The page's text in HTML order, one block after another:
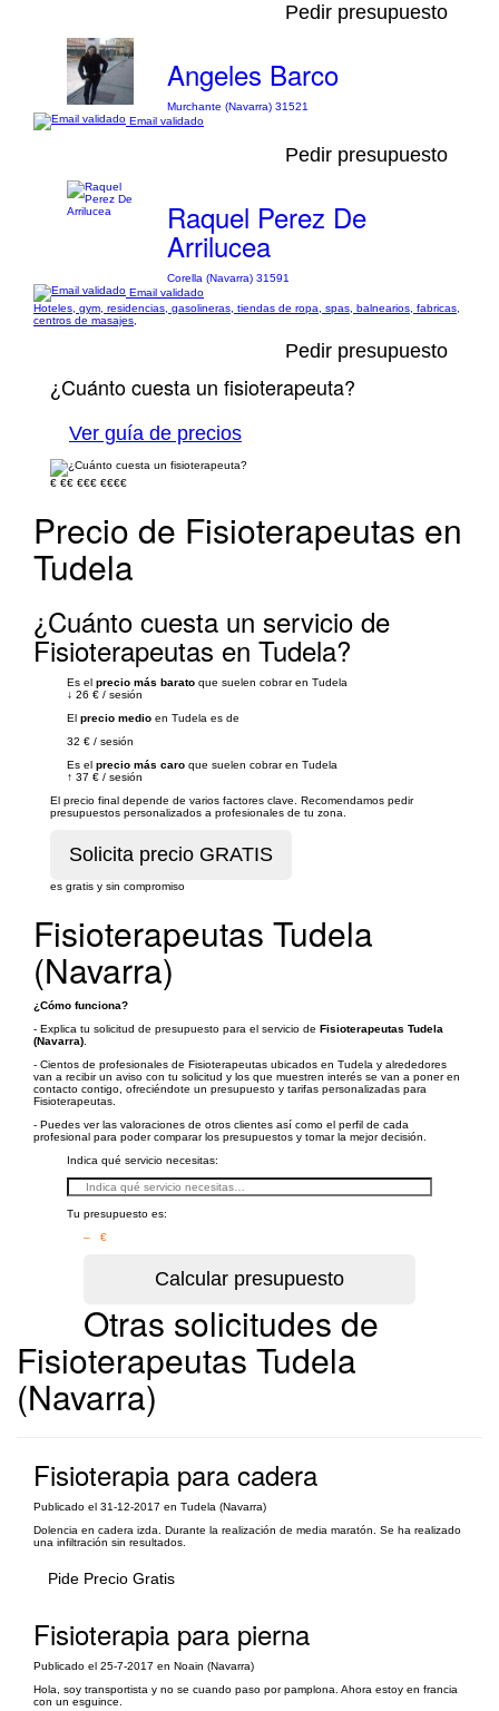
Pedir presupuesto
Angeles Barco
Murchante (Navarra) 31521
Email validado
Pedir presupuesto
Raquel Perez De
Arrilucea
Corella (Navarra) 31591
Email validado
Hoteles, gym, residencias, gasolineras, tiendas de ropa, spas, balnearios, fabricas,
centros de masajes,
Pedir presupuesto
¿Cuánto cuesta un fisioterapeuta?
Ver guía de precios
€ €€ €€€ €€€€
Precio de Fisioterapeutas en
Tudela
¿Cuánto cuesta un servicio de
Fisioterapeutas en Tudela?
Es el precio más barato que suelen cobrar en Tudela
↓ 26 € / sesión
El precio medio en Tudela es de
32 € / sesión
Es el precio más caro que suelen cobrar en Tudela
↑ 37 € / sesión
El precio final depende de varios factores clave. Recomendamos pedir
presupuestos personalizados a profesionales de tu zona.
es gratis y sin compromiso
Fisioterapeutas Tudela
(Navarra)
¿Cómo funciona?
- Explica tu solicitud de presupuesto para el servicio de Fisioterapeutas Tudela
(Navarra)
- Cientos de profesionales de Fisioterapeutas ubicados en Tudela y alrededores
van a recibir un aviso con tu solicitud y los que muestren interés se van a poner en
contacto contigo, ofreciéndote un presupuesto y tarifas personalizadas para
Fisioterapeutas.
- Puedes ver las valoraciones de otros clientes así como el perfil de cada
profesional para poder comparar los presupuestos y tomar la mejor decisión.
Indica qué servicio necesitas:
Tu presupuesto es:
– €
Otras solicitudes de
Fisioterapeutas Tudela
(Navarra)
Fisioterapia para cadera
Publicado el 31-12-2017 en Tudela (Navarra)
Dolencia en cadera izda. Durante la realización de media maratón. Se ha realizado
una infiltración sin resultados.
Pide Precio Gratis
Fisioterapia para pierna
Publicado el 25-7-2017 en Noain (Navarra)
Hola, soy transportista y no se cuando paso por pamplona. Ahora estoy en francia
con un esguince.